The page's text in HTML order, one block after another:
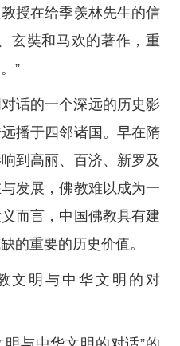
授在给季羡林先生的信
玄奘和马欢的著作，重
”
话的一个深远的历史影
播于四邻诸国。早在隋
到高丽、百济、新罗及
发展，佛教难以成为一
而言，中国佛教具有建
的重要的历史价值。
文明与中华文明的对